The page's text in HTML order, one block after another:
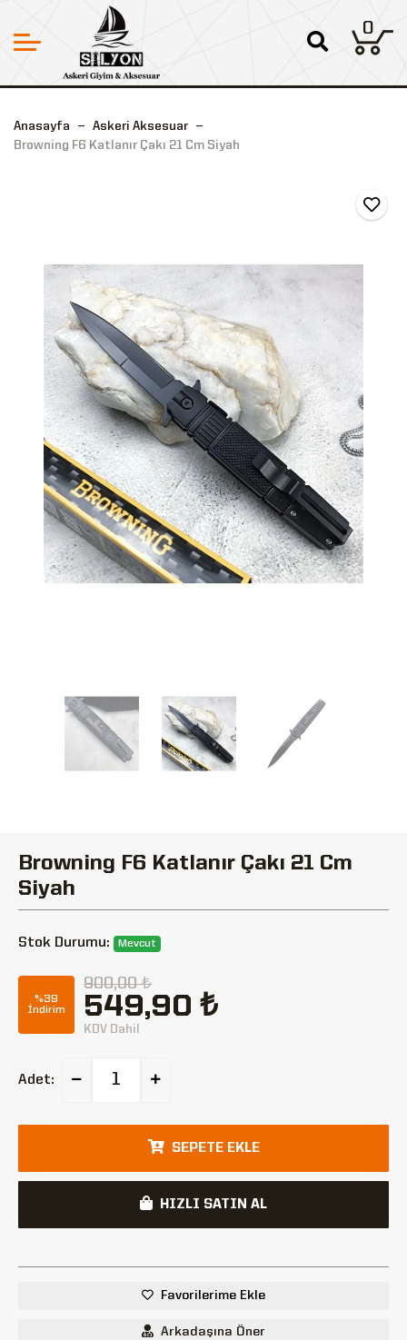
0
Anasayfa
Askeri Aksesuar
Browning F6 Katlanır Çakı 21 Cm Siyah
Browning F6 Katlanır Çakı 21 Cm
Siyah
Stok Durumu: Mevcut
%39
İndirim
900,00 ₺
549,90 ₺
KDV Dahil
Adet:
SEPETE EKLE
HIZLI SATIN AL
Favorilerime Ekle
Arkadaşına Öner